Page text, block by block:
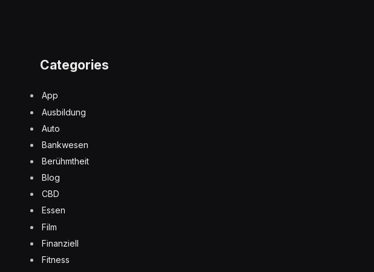
Categories
App
Ausbildung
Auto
Bankwesen
Berühmtheit
Blog
CBD
Essen
Film
Finanziell
Fitness